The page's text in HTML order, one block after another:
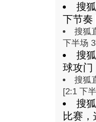
搜
下节奏
搜狐
下半场
搜
球攻门
搜狐
[2:1 下
搜
比赛